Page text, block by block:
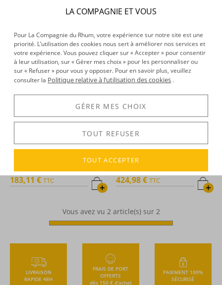
Malteco -Rhum hors d'âge -
Millésime 1993 - 70cl - 40°
+
183,11 € TTC
The Colours of Rum -Rhum
hors d'âge - Guyana - Enmore
- 29 ans - 1993 - 70cl - 43,5°
+
424,98 € TTC
Vous avez vu 2 article(s) sur 2
LIVRAISON
RAPIDE 48H
FRAIS DE PORT
OFFERTS
dès 150 € d’achat
PAIEMENT 100%
SÉCURISÉ
LA COMPAGNIE ET VOUS
Pour La Compagnie du Rhum, votre expérience sur notre site est une
priorité. L’utilisation des cookies nous sert à améliorer nos services et
votre expérience. Vous pouvez cliquer sur « Accepter » pour consentir
à leur utilisation, sur « Gérer mes choix » pour les personnaliser ou
sur « Refuser » pour vous y opposer. Pour en savoir plus, veuillez
consulter la Politique relative à l’utilisation des cookies .
GÉRER MES CHOIX
TOUT REFUSER
TOUT ACCEPTER